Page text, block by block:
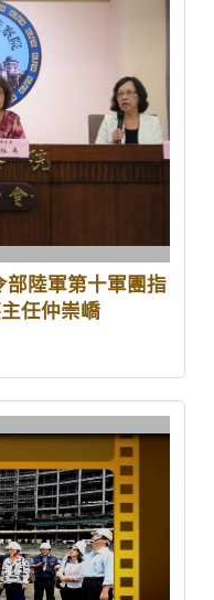
部陸軍第十軍團指
任仲崇嶠